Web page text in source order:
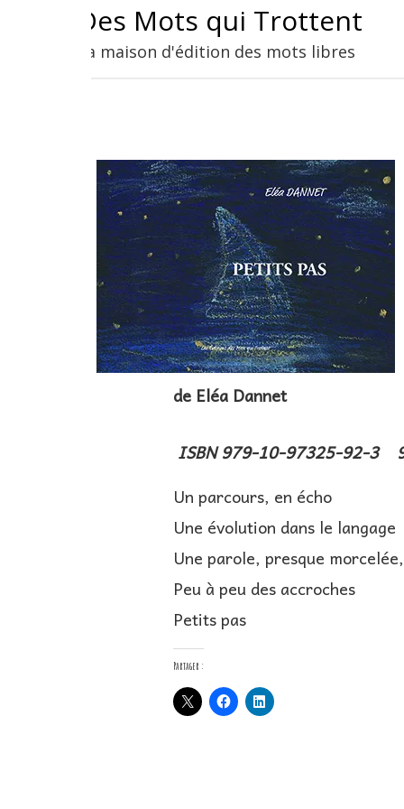
Aller
au
contenu
Des Mots qui Trottent
La maison d'édition des mots libres
de Eléa Dannet
ISBN 979-10-97325-92-3
Un parcours, en écho
Une évolution dans le langage
Une parole, presque
Peu à peu des accroches
Petits pas
Partager :